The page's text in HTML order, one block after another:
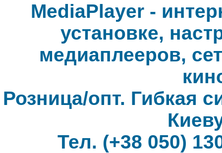
MediaPlayer -
установке,
медиаплееров,
Розница/опт. Гибкая
Тел. (+38 050)